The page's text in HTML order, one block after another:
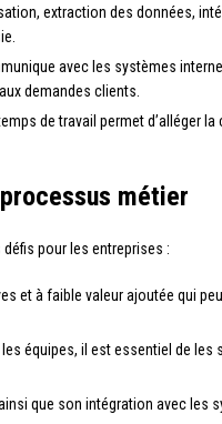
extraction des données,
avec les systèmes
demandes clients.
de travail permet d’alléger
métier
pour les entreprises :
et à faible valeur ajoutée qui
équipes, il est essentiel de les
que son intégration avec